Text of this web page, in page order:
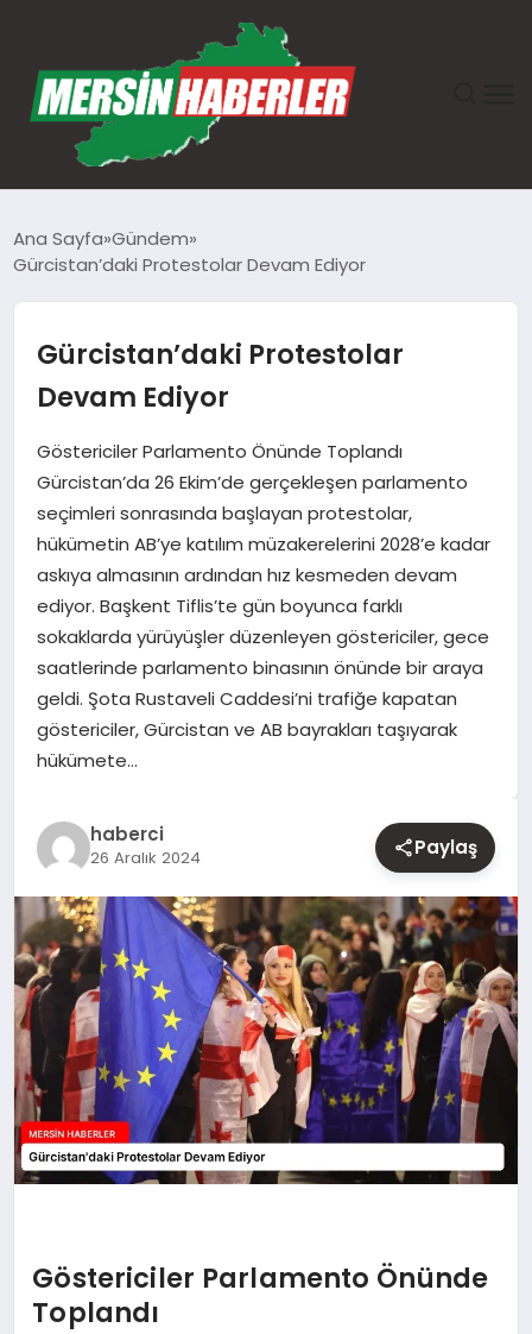
EKONOMI
SAĞLIK
SPOR
YAŞAM
Ana Sayfa Gündem
Gürcistan’daki Protestolar Devam Ediyor
Gürcistan’daki Protestolar
Devam Ediyor
Göstericiler Parlamento Önünde Toplandı
Gürcistan’da 26 Ekim’de gerçekleşen parlamento
seçimleri sonrasında başlayan protestolar,
hükümetin AB’ye katılım müzakerelerini 2028’e kadar
askıya almasının ardından hız kesmeden devam
ediyor. Başkent Tiflis’te gün boyunca farklı
sokaklarda yürüyüşler düzenleyen göstericiler, gece
saatlerinde parlamento binasının önünde bir araya
geldi. Şota Rustaveli Caddesi’ni trafiğe kapatan
göstericiler, Gürcistan ve AB bayrakları taşıyarak
hükümete…
haberci
26 Aralık 2024 Paylaş
Göstericiler Parlamento Önünde
Toplandı